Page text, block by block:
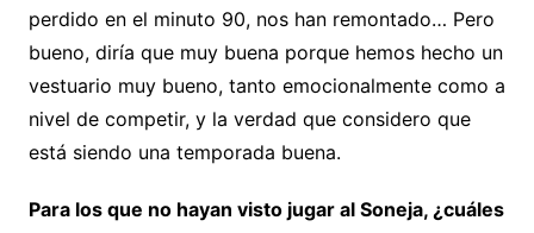
perdido en el minuto 90, nos han remontado… Pero
bueno, diría que muy buena porque hemos hecho un
vestuario muy bueno, tanto emocionalmente como a
nivel de competir, y la verdad que considero que
está siendo una temporada buena.
Para los que no hayan visto jugar al Soneja, ¿cuáles